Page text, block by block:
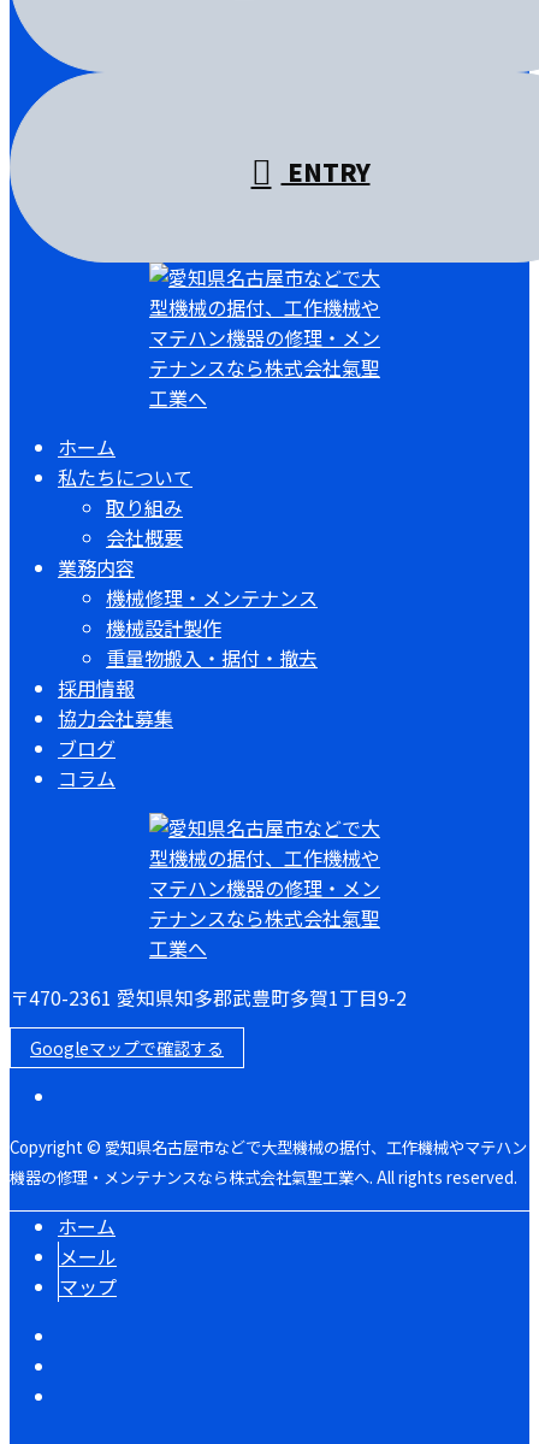
ENTRY
ホーム
私たちについて
取り組み
会社概要
業務内容
機械修理・メンテナンス
機械設計製作
重量物搬入・据付・撤去
採用情報
協力会社募集
ブログ
コラム
〒470-2361 愛知県知多郡武豊町多賀1丁目9-2
Googleマップで確認する
Copyright © 愛知県名古屋市などで大型機械の据付、工作機械やマテハン
機器の修理・メンテナンスなら株式会社氣聖工業へ. All rights reserved.
ホーム
メール
マップ